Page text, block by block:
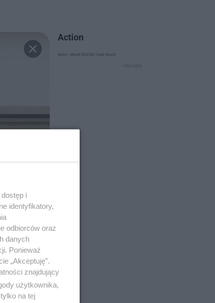
Action
Autor: Marek BAZAK/ East News
i
identyfikatory,
odbiorców oraz
danych
Ponieważ
„Akceptuję”.
znajdujący
użytkownika,
na tej